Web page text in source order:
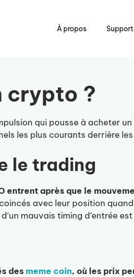
À propos Support
crypto ?
qui pousse à acheter
les plus courants derrière
le trading
entrent après que le
avec leur position
mauvais timing d’entrée
des meme coin, où les prix